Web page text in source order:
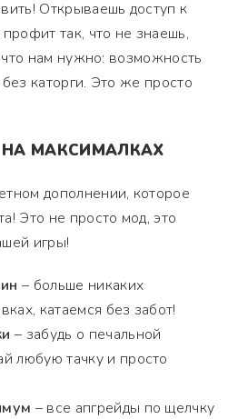
Открываешь доступ к
так, что не знаешь,
что нам нужно: возможность
каторги. Это же просто
МАКСИМАЛКАХ
дополнении, которое
Это не просто мод, это
игры!
– больше никаких
катаемся без забот!
– забудь о печальной
любую тачку и просто
– все апгрейды по щелчку